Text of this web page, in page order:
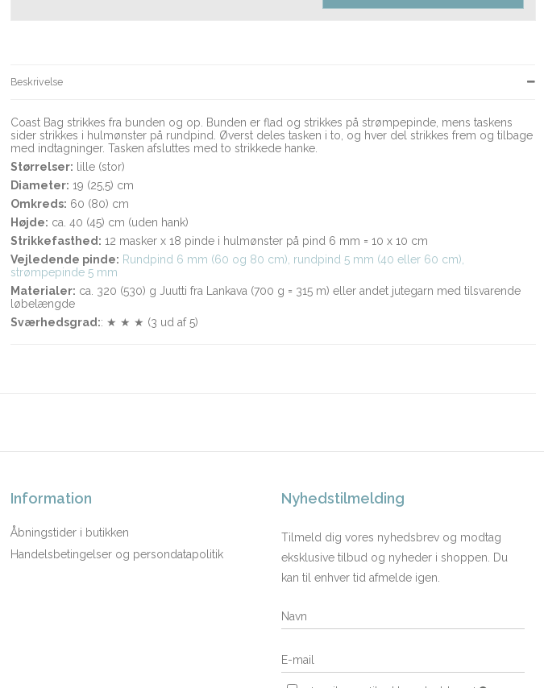
Beskrivelse
Coast Bag strikkes fra bunden og op. Bunden er flad og strikkes på strømpepinde, mens taskens
sider strikkes i hulmønster på rundpind. Øverst deles tasken i to, og hver del strikkes frem og tilbage
med indtagninger. Tasken afsluttes med to strikkede hanke.
Størrelser: lille (stor)
Diameter: 19 (25,5) cm
Omkreds: 60 (80) cm
Højde: ca. 40 (45) cm (uden hank)
Strikkefasthed: 12 masker x 18 pinde i hulmønster på pind 6 mm = 10 x 10 cm
Vejledende pinde: Rundpind 6 mm (60 og 80 cm), rundpind 5 mm (40 eller 60 cm),
strømpepinde 5 mm
Materialer: ca. 320 (530) g Juutti fra Lankava (700 g = 315 m) eller andet jutegarn med tilsvarende
løbelængde
Sværhedsgrad:: ★ ★ ★ (3 ud af 5)
Information
Åbningstider i butikken
Handelsbetingelser og persondatapolitik
Nyhedstilmelding
Tilmeld dig vores nyhedsbrev og modtag
eksklusive tilbud og nyheder i shoppen. Du
kan til enhver tid afmelde igen.